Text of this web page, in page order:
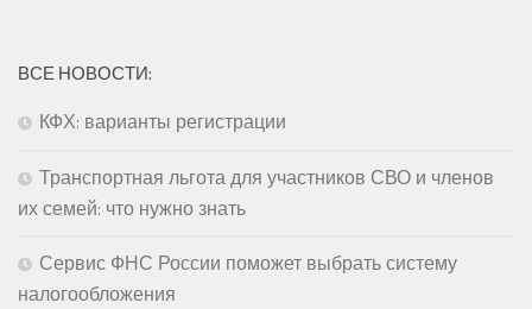
ВСЕ НОВОСТИ:
КФХ: варианты регистрации
Транспортная льгота для участников СВО и членов
их семей: что нужно знать
Сервис ФНС России поможет выбрать систему
налогообложения